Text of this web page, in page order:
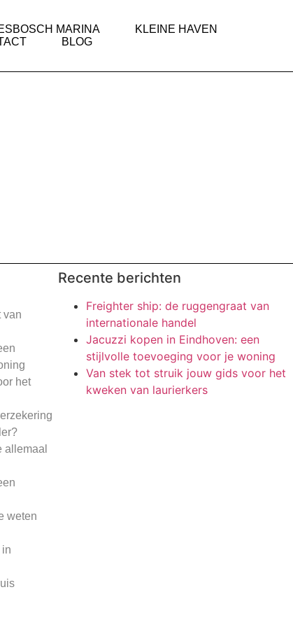
MARINA
KLEINE HAVEN
BLOG
van
het
allemaal
weten
in
Recente berichten
Freighter ship: de ruggengraat van
internationale handel
Jacuzzi kopen in Eindhoven: een
stijlvolle toevoeging voor je woning
Van stek tot struik jouw gids voor het
kweken van laurierkers